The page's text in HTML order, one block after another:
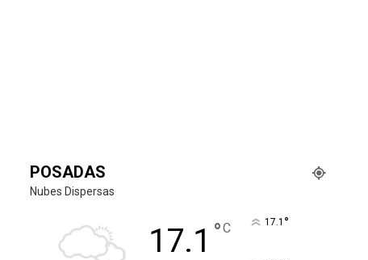
POSADAS
Nubes Dispersas
17.1 °C 17.1 °